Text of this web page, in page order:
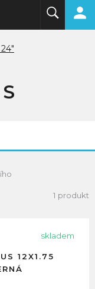
1 produkt
skladem
12X1.75